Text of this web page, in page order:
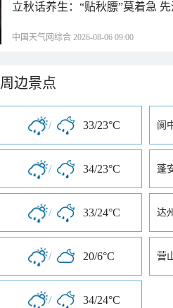
立秋话养生：“贴秋膘”莫着急
中国天气网综合 2026-08-06 09:00
周边景点
/ 33/23°C 阆
/ 34/23°C 蓬
/ 33/24°C 达
/ 20/6°C 营
/ 34/24°C